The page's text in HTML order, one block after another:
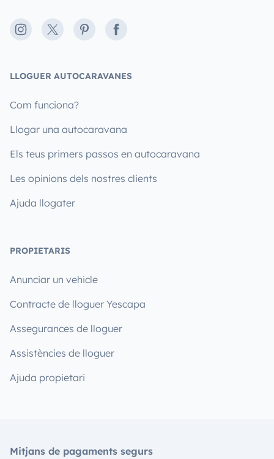
Instagram
X PinterestFacebook
LLOGUER AUTOCARAVANES
Com funciona?
Llogar una autocaravana
Els teus primers passos en autocaravana
Les opinions dels nostres clients
Ajuda llogater
PROPIETARIS
Anunciar un vehicle
Contracte de lloguer Yescapa
Assegurances de lloguer
Assistències de lloguer
Ajuda propietari
Mitjans de pagaments segurs